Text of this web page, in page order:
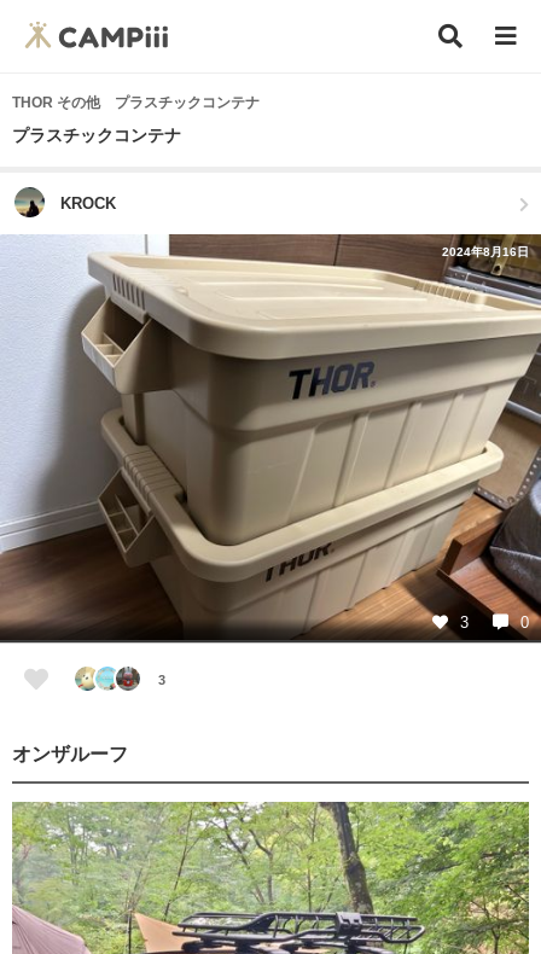
THOR その他 プラスチックコンテナ
プラスチックコンテナ
KROCK
2024年8月16日
3 0
3
オンザルーフ